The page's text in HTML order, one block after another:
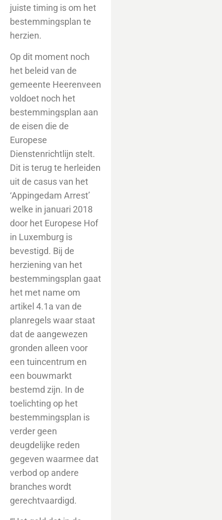
juiste timing is om het
bestemmingsplan te
herzien.
Op dit moment noch
het beleid van de
gemeente Heerenveen
voldoet noch het
bestemmingsplan aan
de eisen die de
Europese
Dienstenrichtlijn stelt.
Dit is terug te herleiden
uit de casus van het
‘Appingedam Arrest’
welke in januari 2018
door het Europese Hof
in Luxemburg is
bevestigd. Bij de
herziening van het
bestemmingsplan gaat
het met name om
artikel 4.1a van de
planregels waar staat
dat de aangewezen
gronden alleen voor
een tuincentrum en
een bouwmarkt
bestemd zijn. In de
toelichting op het
bestemmingsplan is
verder geen
deugdelijke reden
gegeven waarmee dat
verbod op andere
branches wordt
gerechtvaardigd.